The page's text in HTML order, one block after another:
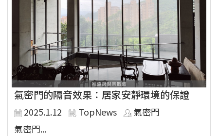
氣密門的隔音效果：居家安靜環境的保證
2025.1.12 TopNews
氣密門
氣密門...